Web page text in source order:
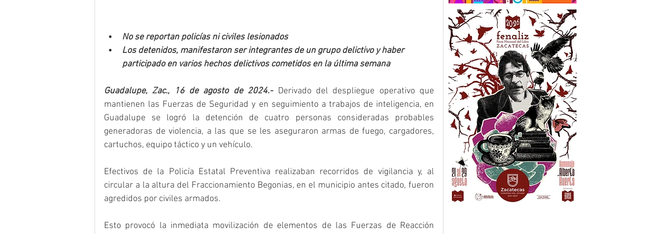
No se reportan policías ni civiles lesionados
Los detenidos, manifestaron ser integrantes de un grupo delictivo y haber
participado en varios hechos delictivos cometidos en la última semana
Guadalupe, Zac., 16 de agosto de 2024.- Derivado del despliegue operativo que
mantienen las Fuerzas de Seguridad y en seguimiento a trabajos de inteligencia, en
Guadalupe se logró la detención de cuatro personas consideradas probables
generadoras de violencia, a las que se les aseguraron armas de fuego, cargadores,
cartuchos, equipo táctico y un vehículo.
Efectivos de la Policía Estatal Preventiva realizaban recorridos de vigilancia y, al
circular a la altura del Fraccionamiento Begonias, en el municipio antes citado, fueron
agredidos por civiles armados.
Esto provocó la inmediata movilización de elementos de las Fuerzas de Reacción